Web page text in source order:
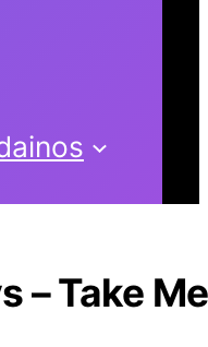
– Take